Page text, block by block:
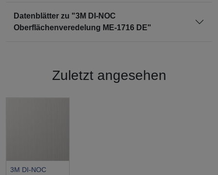
Datenblätter zu "3M DI-NOC
Oberflächenveredelung ME-1716 DE"
Zuletzt angesehen
3M DI-NOC